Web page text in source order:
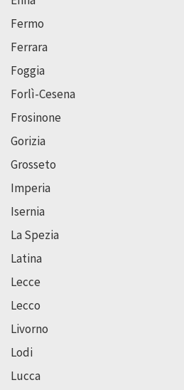
Fermo
Ferrara
Foggia
Forlì-Cesena
Frosinone
Gorizia
Grosseto
Imperia
Isernia
La Spezia
Latina
Lecce
Lecco
Livorno
Lodi
Lucca